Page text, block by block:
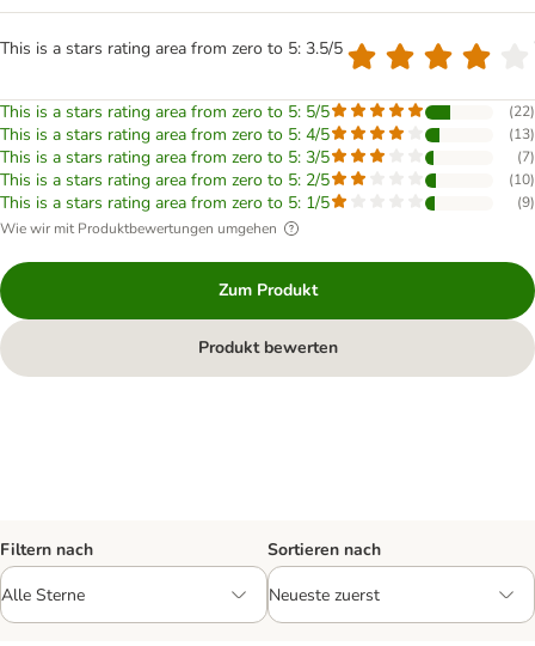
This is a stars rating area from zero to 5: 3.5/5
This is a stars rating area from zero to 5: 5/5 (22)
This is a stars rating area from zero to 5: 4/5 (13)
This is a stars rating area from zero to 5: 3/5 (7)
This is a stars rating area from zero to 5: 2/5 (10)
This is a stars rating area from zero to 5: 1/5 (9)
Wie wir mit Produktbewertungen umgehen
Zum Produkt
Produkt bewerten
Filtern nach Sortieren nach